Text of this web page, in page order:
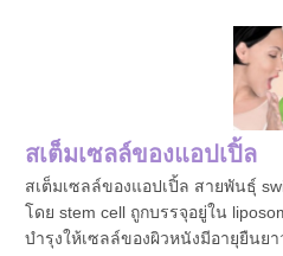
สเต็มเซลล์ ของแอปเปิ้ล
สเต็มเซลล์ ของแอปเปิ้ล สายพันธุ์
โดย stem cell ถูกบรรจุอยู่ใน
บำรุงให้เซลล์ของผิวหนังมีอายุยืนยา